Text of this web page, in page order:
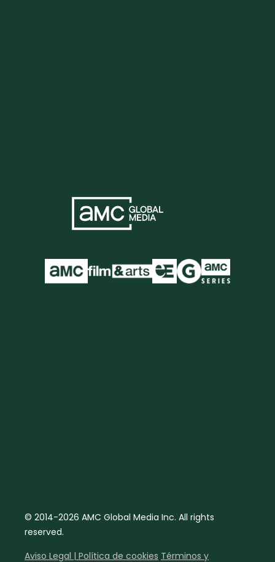
© 2014-2026 AMC Global Media Inc. All rights
reserved.
Aviso Legal | Política de cookies Términos y